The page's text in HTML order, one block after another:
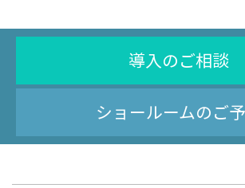
導入のご相談
ショールームのご